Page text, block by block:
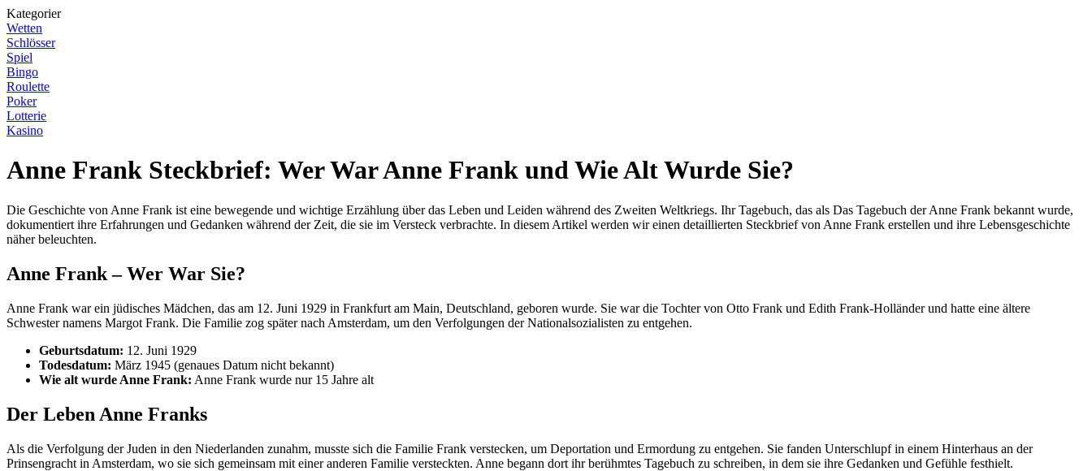
Kategorier
Wetten
Schlösser
Spiel
Bingo
Roulette
Poker
Lotterie
Kasino
Anne Frank Steckbrief: Wer War Anne Frank und Wie Alt Wurde Sie?
Die Geschichte von Anne Frank ist eine bewegende und wichtige Erzählung über das Leben und Leiden während des Zweiten Weltkriegs. Ihr Tagebuch, das als Das Tagebuch der Anne Frank bekannt wurde,
dokumentiert ihre Erfahrungen und Gedanken während der Zeit, die sie im Versteck verbrachte. In diesem Artikel werden wir einen detaillierten Steckbrief von Anne Frank erstellen und ihre Lebensgeschichte
näher beleuchten.
Anne Frank – Wer War Sie?
Anne Frank war ein jüdisches Mädchen, das am 12. Juni 1929 in Frankfurt am Main, Deutschland, geboren wurde. Sie war die Tochter von Otto Frank und Edith Frank-Holländer und hatte eine ältere
Schwester namens Margot Frank. Die Familie zog später nach Amsterdam, um den Verfolgungen der Nationalsozialisten zu entgehen.
Geburtsdatum: 12. Juni 1929
Todesdatum: März 1945 (genaues Datum nicht bekannt)
Wie alt wurde Anne Frank: Anne Frank wurde nur 15 Jahre alt
Der Leben Anne Franks
Als die Verfolgung der Juden in den Niederlanden zunahm, musste sich die Familie Frank verstecken, um Deportation und Ermordung zu entgehen. Sie fanden Unterschlupf in einem Hinterhaus an der
Prinsengracht in Amsterdam, wo sie sich gemeinsam mit einer anderen Familie versteckten. Anne begann dort ihr berühmtes Tagebuch zu schreiben, in dem sie ihre Gedanken und Gefühle festhielt.